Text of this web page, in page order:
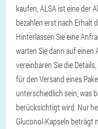
kaufen, ALSA ist eine der
bezahlen erst nach Erhalt
Hinterlassen Sie eine
warten Sie dann auf
vereinbaren Sie die
für den Versand eines
unterschiedlich sein, was
berücksichtigt wird. Nur
Gluconol-Kapseln beträgt